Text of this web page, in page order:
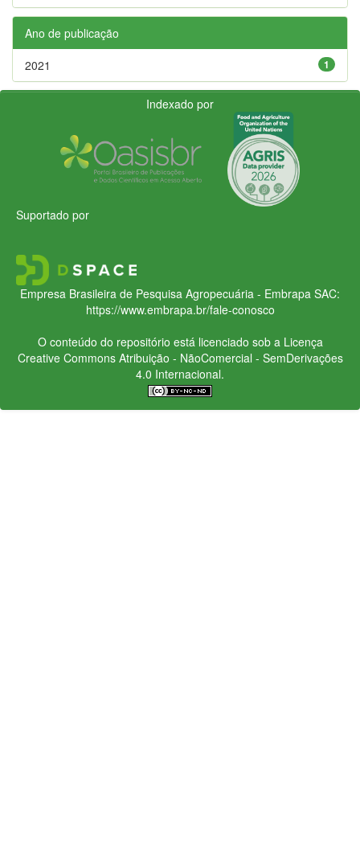
Ano de publicação
1
2021
Indexado por
Suportado por
Empresa Brasileira de Pesquisa Agropecuária - Embrapa SAC:
https://www.embrapa.br/fale-conosco
O conteúdo do repositório está licenciado sob a Licença
Creative CommonsAtribuição - NãoComercial - SemDerivações
4.0 Internacional.